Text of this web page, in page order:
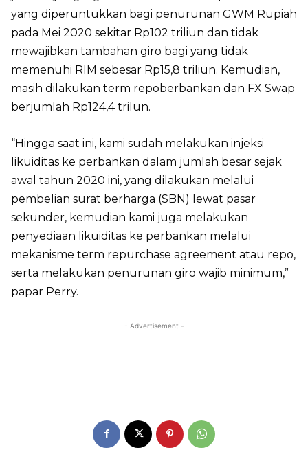
yang diperuntukkan bagi penurunan GWM Rupiah
pada Mei 2020 sekitar Rp102 triliun dan tidak
mewajibkan tambahan giro bagi yang tidak
memenuhi RIM sebesar Rp15,8 triliun. Kemudian,
masih dilakukan term repoberbankan dan FX Swap
berjumlah Rp124,4 trilun.
“Hingga saat ini, kami sudah melakukan injeksi
likuiditas ke perbankan dalam jumlah besar sejak
awal tahun 2020 ini, yang dilakukan melalui
pembelian surat berharga (SBN) lewat pasar
sekunder, kemudian kami juga melakukan
penyediaan likuiditas ke perbankan melalui
mekanisme term repurchase agreement atau repo,
serta melakukan penurunan giro wajib minimum,”
papar Perry.
- Advertisement -